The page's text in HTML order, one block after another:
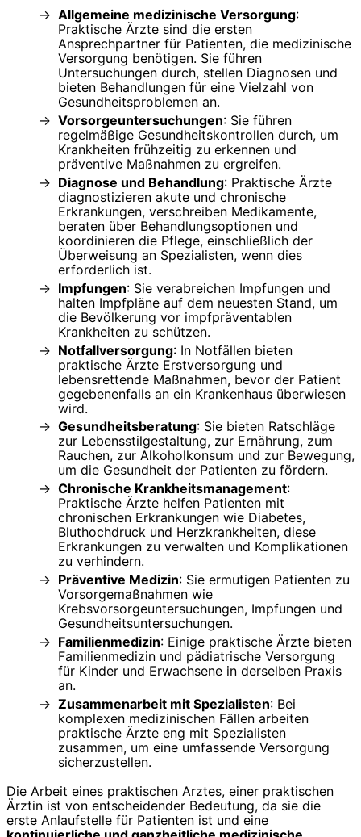
Allgemeine medizinische Versorgung:
Praktische Ärzte sind die ersten
Ansprechpartner für Patienten, die medizinische
Versorgung benötigen. Sie führen
Untersuchungen durch, stellen Diagnosen und
bieten Behandlungen für eine Vielzahl von
Gesundheitsproblemen an.
Vorsorgeuntersuchungen: Sie führen
regelmäßige Gesundheitskontrollen durch, um
Krankheiten frühzeitig zu erkennen und
präventive Maßnahmen zu ergreifen.
Diagnose und Behandlung: Praktische Ärzte
diagnostizieren akute und chronische
Erkrankungen, verschreiben Medikamente,
beraten über Behandlungsoptionen und
koordinieren die Pflege, einschließlich der
Überweisung an Spezialisten, wenn dies
erforderlich ist.
Impfungen: Sie verabreichen Impfungen und
halten Impfpläne auf dem neuesten Stand, um
die Bevölkerung vor impfpräventablen
Krankheiten zu schützen.
Notfallversorgung: In Notfällen bieten
praktische Ärzte Erstversorgung und
lebensrettende Maßnahmen, bevor der Patient
gegebenenfalls an ein Krankenhaus überwiesen
wird.
Gesundheitsberatung: Sie bieten Ratschläge
zur Lebensstilgestaltung, zur Ernährung, zum
Rauchen, zur Alkoholkonsum und zur Bewegung,
um die Gesundheit der Patienten zu fördern.
Chronische Krankheitsmanagement:
Praktische Ärzte helfen Patienten mit
chronischen Erkrankungen wie Diabetes,
Bluthochdruck und Herzkrankheiten, diese
Erkrankungen zu verwalten und Komplikationen
zu verhindern.
Präventive Medizin: Sie ermutigen Patienten zu
Vorsorgemaßnahmen wie
Krebsvorsorgeuntersuchungen, Impfungen und
Gesundheitsuntersuchungen.
Familienmedizin: Einige praktische Ärzte bieten
Familienmedizin und pädiatrische Versorgung
für Kinder und Erwachsene in derselben Praxis
an.
Zusammenarbeit mit Spezialisten: Bei
komplexen medizinischen Fällen arbeiten
praktische Ärzte eng mit Spezialisten
zusammen, um eine umfassende Versorgung
sicherzustellen.
Die Arbeit eines praktischen Arztes, einer praktischen
Ärztin ist von entscheidender Bedeutung, da sie die
erste Anlaufstelle für Patienten ist und eine